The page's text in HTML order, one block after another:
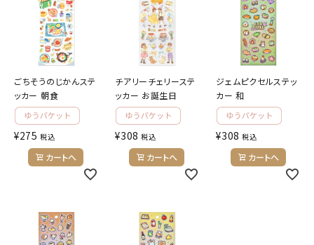
ごちそうのじかんステ
ッカー 朝食
¥275 税込
カートへ
チアリーチェリーステ
ッカー お誕生日
¥308 税込
カートへ
ジェムピクセルステッ
カー 和
¥308 税込
カートへ